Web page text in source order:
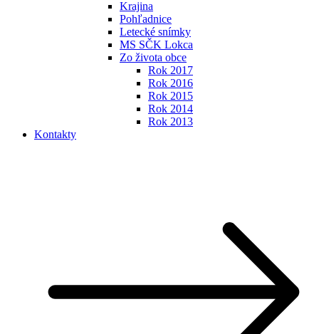
Krajina
Pohľadnice
Letecké snímky
MS SČK Lokca
Zo života obce
Rok 2017
Rok 2016
Rok 2015
Rok 2014
Rok 2013
Kontakty